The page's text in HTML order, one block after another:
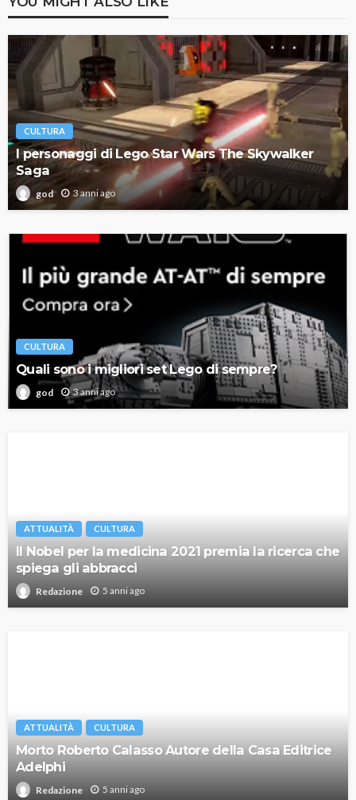
CULTURA
I personaggi di Lego Star Wars The Skywalker
Saga
god 3 anni ago
CULTURA
Quali sono i migliori set Lego di sempre?
god 3 anni ago
ATTUALITÀ CULTURA
Il Nobel per la medicina 2021 premia la ricerca che
spiega gli abbracci
Redazione 5 anni ago
ATTUALITÀ CULTURA
Morto Roberto Calasso Autore della Casa Editrice
Adelphi
Redazione 5 anni ago